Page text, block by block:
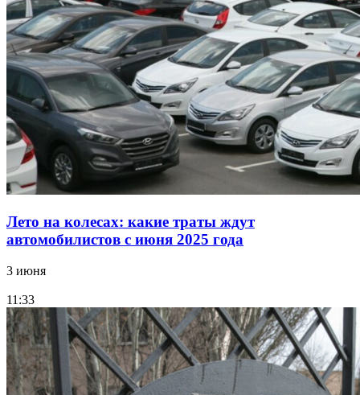
Лето на колесах: какие траты ждут
автомобилистов с июня 2025 года
3 июня
11:33